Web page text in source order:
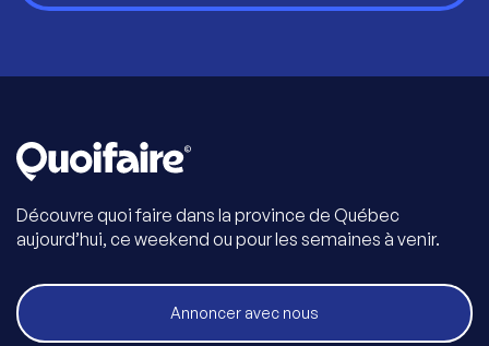
Découvre quoi faire dans la province de Québec
aujourd’hui, ce weekend ou pour les semaines à venir.
Annoncer avec nous